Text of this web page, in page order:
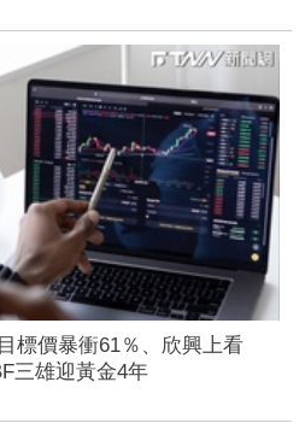
標價暴衝61％、欣興上看
三雄迎黃金4年